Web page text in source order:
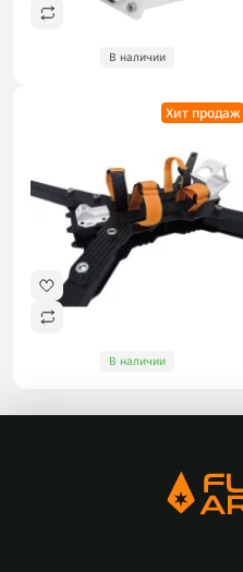
В наличии
Хит продаж
В наличии